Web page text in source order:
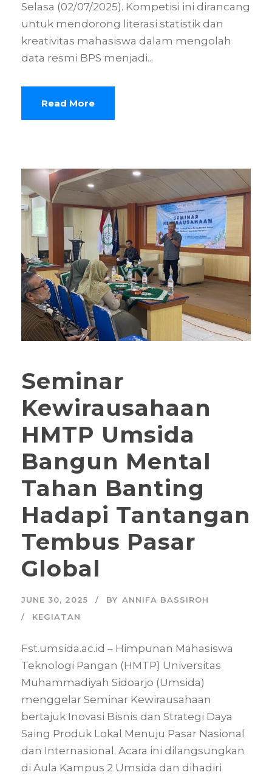
Selasa (02/07/2025). Kompetisi ini dirancang
untuk mendorong literasi statistik dan
kreativitas mahasiswa dalam mengolah
data resmi BPS menjadi...
Read More
Seminar
Kewirausahaan
HMTP Umsida
Bangun Mental
Tahan Banting
Hadapi Tantangan
Tembus Pasar
Global
JUNE 30, 2025 BY ANNIFA BASSIROH
KEGIATAN
Fst.umsida.ac.id – Himpunan Mahasiswa
Teknologi Pangan (HMTP) Universitas
Muhammadiyah Sidoarjo (Umsida)
menggelar Seminar Kewirausahaan
bertajuk Inovasi Bisnis dan Strategi Daya
Saing Produk Lokal Menuju Pasar Nasional
dan Internasional. Acara ini dilangsungkan
di Aula Kampus 2 Umsida dan dihadiri